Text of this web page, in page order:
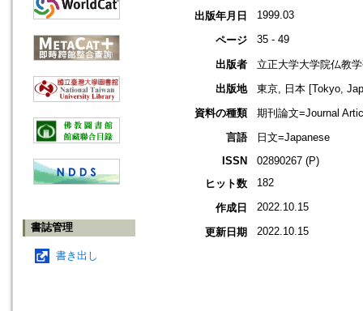
書誌管理
書き出し
出版年月日 1999.03
ページ 35 - 49
出版者
立正大学大学院仏教
出版地
東京, 日本 [Tokyo,
資料の種類
期刊論文=Journal
言語
日文=Japanese
ISSN
02890267 (P)
ヒット数
182
作成日 2022.10.15
更新日期 2022.10.15